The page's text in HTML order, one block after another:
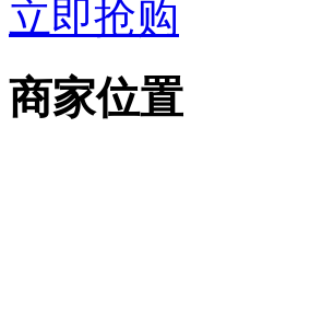
立即抢购
商家位置